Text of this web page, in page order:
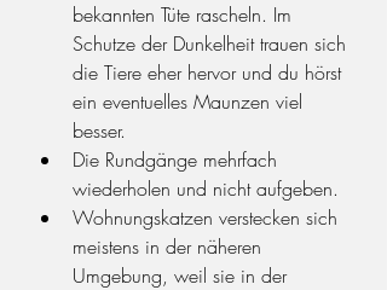
bekannten Tüte rascheln. Im
Schutze der Dunkelheit trauen sich
die Tiere eher hervor und du hörst
ein eventuelles Maunzen viel
besser.
Die Rundgänge mehrfach
wiederholen und nicht aufgeben.
Wohnungskatzen verstecken sich
meistens in der näheren
Umgebung, weil sie in der